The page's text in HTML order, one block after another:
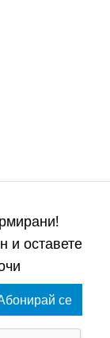
и оставете
се